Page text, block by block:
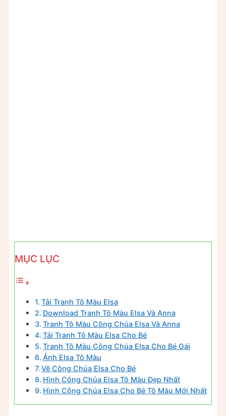
MỤC LỤC
Tải Tranh Tô Màu Elsa
Download Tranh Tô Màu Elsa Và Anna
Tranh Tô Màu Công Chúa Elsa Và Anna
Tải Tranh Tô Màu Elsa Cho Bé
Tranh Tô Màu Công Chúa Elsa Cho Bé Gái
Ảnh Elsa Tô Màu
Vẽ Công Chúa Elsa Cho Bé
Hình Công Chúa Elsa Tô Màu Đẹp Nhất
Hình Công Chúa Elsa Cho Bé Tô Màu Mới Nhất